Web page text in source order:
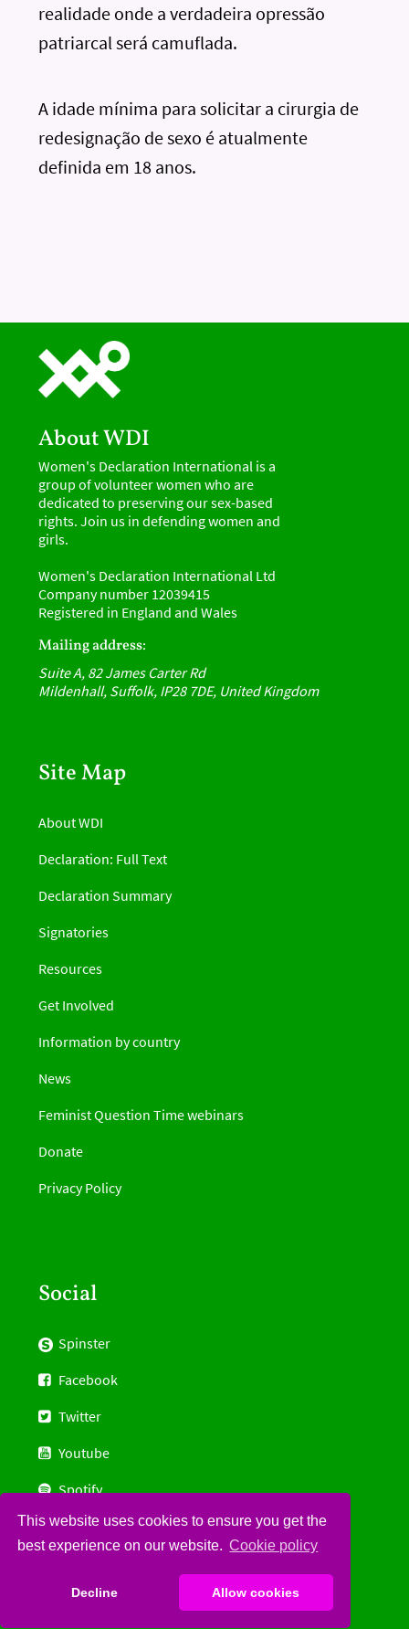
This website uses cookies to ensure you get the
best experience on our website. Cookie policy
Decline Allow cookies
realidade onde a verdadeira opressão
patriarcal será camuflada.
A idade mínima para solicitar a cirurgia de
redesignação de sexo é atualmente
definida em 18 anos.
About WDI
Women's Declaration International is a
group of volunteer women who are
dedicated to preserving our sex-based
rights. Join us in defending women and
girls.
Women's Declaration International Ltd
Company number 12039415
Registered in England and Wales
Mailing address:
Suite A, 82 James Carter Rd
Mildenhall, Suffolk, IP28 7DE, United Kingdom
Site Map
About WDI
Declaration: Full Text
Declaration Summary
Signatories
Resources
Get Involved
Information by country
News
Feminist Question Time webinars
Donate
Privacy Policy
Social
Spinster
Facebook
Twitter
Youtube
Spotify
Gettr
Email:info@womensdeclaration.com